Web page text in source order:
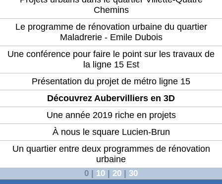
Chemins
Le programme de rénovation urbaine du quartier
Maladrerie - Emile Dubois
Une conférence pour faire le point sur les travaux de
la ligne 15 Est
Présentation du projet de métro ligne 15
Découvrez Aubervilliers en 3D
Une année 2019 riche en projets
À nous le square Lucien-Brun
Un quartier entre deux programmes de rénovation
urbaine
0 | 10 | 20 | 30